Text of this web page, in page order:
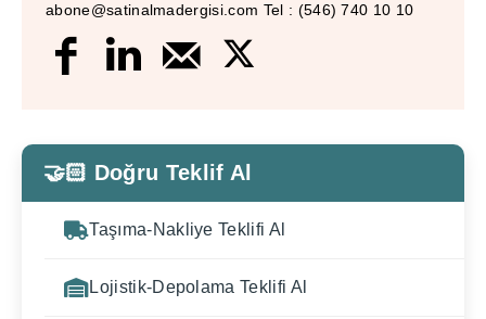
abone@satinalmadergisi.com Tel : (546) 740 10 10
🤝🏻 Doğru Teklif Al
Taşıma-Nakliye Teklifi Al
Lojistik-Depolama Teklifi Al